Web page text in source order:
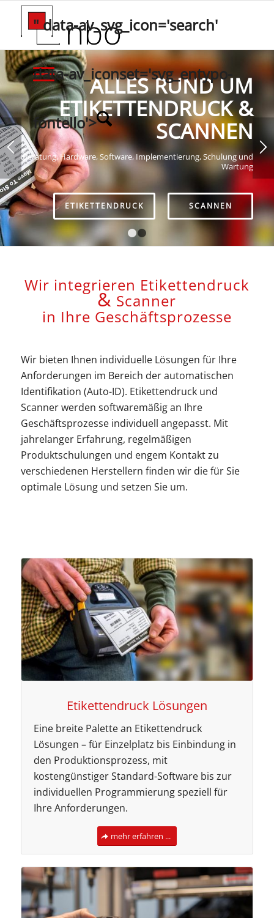
" data-av_svg_icon='search'
data-av_iconset='svg_entypo-
fontello'>
ALLES RUND UM
ETIKETTENDRUCK &
SCANNEN
Beratung, Hardware, Software, Implementierung, Schulung und
Wartung
ETIKETTENDRUCK SCANNEN
Wir integrieren Etikettendruck
& Scanner
in Ihre Geschäftsprozesse
Wir bieten Ihnen individuelle Lösungen für Ihre
Anforderungen im Bereich der automatischen
Identifikation (Auto-ID). Etikettendruck und
Scanner werden softwaremäßig an Ihre
Geschäftsprozesse individuell angepasst. Mit
jahrelanger Erfahrung, regelmäßigen
Produktschulungen und engem Kontakt zu
verschiedenen Herstellern finden wir die für Sie
optimale Lösung und setzen Sie um.
Etikettendruck Lösungen
Eine breite Palette an Etikettendruck
Lösungen – für Einzelplatz bis Einbindung in
den Produktionsprozess, mit
kostengünstiger Standard-Software bis zur
individuellen Programmierung speziell für
Ihre Anforderungen.
mehr erfahren ...